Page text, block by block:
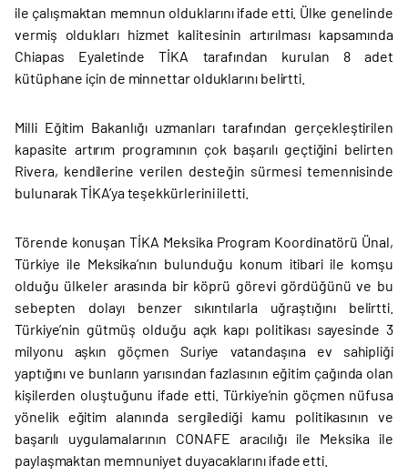
ile çalışmaktan memnun olduklarını ifade etti. Ülke genelinde
vermiş oldukları hizmet kalitesinin artırılması kapsamında
Chiapas Eyaletinde TİKA tarafından kurulan 8 adet
kütüphane için de minnettar olduklarını belirtti.
Milli Eğitim Bakanlığı uzmanları tarafından gerçekleştirilen
kapasite artırım programının çok başarılı geçtiğini belirten
Rivera, kendilerine verilen desteğin sürmesi temennisinde
bulunarak TİKA’ya teşekkürlerini iletti.
Törende konuşan TİKA Meksika Program Koordinatörü Ünal,
Türkiye ile Meksika’nın bulunduğu konum itibari ile komşu
olduğu ülkeler arasında bir köprü görevi gördüğünü ve bu
sebepten dolayı benzer sıkıntılarla uğraştığını belirtti.
Türkiye’nin gütmüş olduğu açık kapı politikası sayesinde 3
milyonu aşkın göçmen Suriye vatandaşına ev sahipliği
yaptığını ve bunların yarısından fazlasının eğitim çağında olan
kişilerden oluştuğunu ifade etti. Türkiye’nin göçmen nüfusa
yönelik eğitim alanında sergilediği kamu politikasının ve
başarılı uygulamalarının CONAFE aracılığı ile Meksika ile
paylaşmaktan memnuniyet duyacaklarını ifade etti.